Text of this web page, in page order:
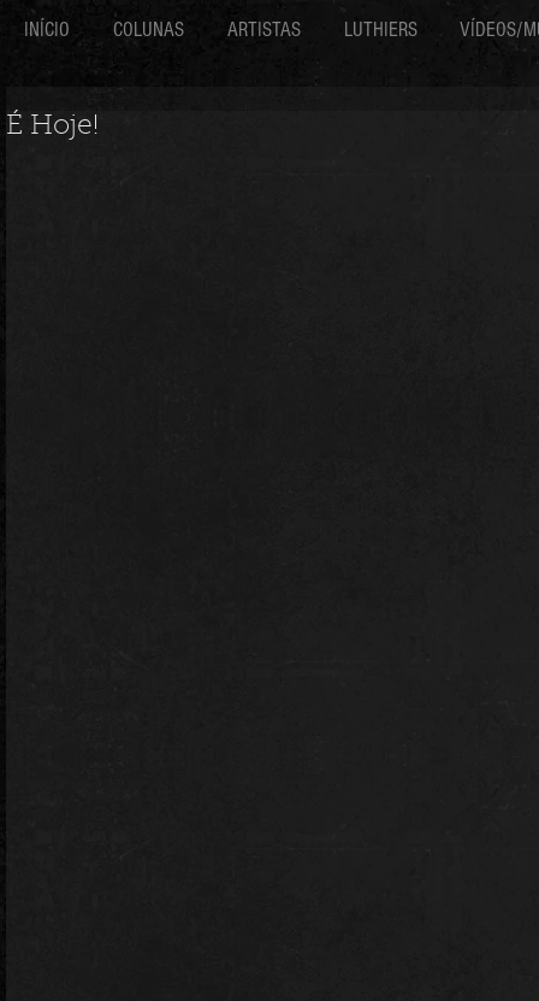
INÍCIO COLUNAS ARTISTAS LUTHIERS VÍDEOS/
É Hoje!